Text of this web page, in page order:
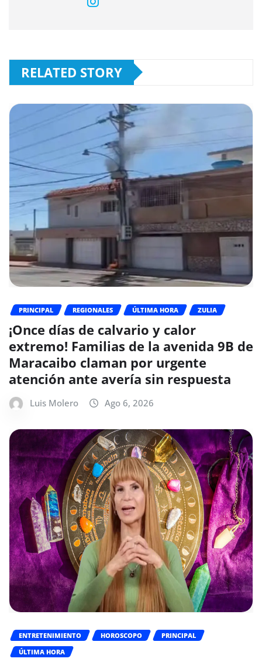
RELATED STORY
PRINCIPAL REGIONALES ÚLTIMA HORA ZULIA
¡Once días de calvario y calor
extremo! Familias de la avenida 9B de
Maracaibo claman por urgente
atención ante avería sin respuesta
Luis Molero Ago 6, 2026
ENTRETENIMIENTO HOROSCOPO
PRINCIPAL
ÚLTIMA HORA